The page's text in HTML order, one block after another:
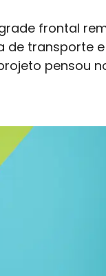
frontal
de transporte
pensou